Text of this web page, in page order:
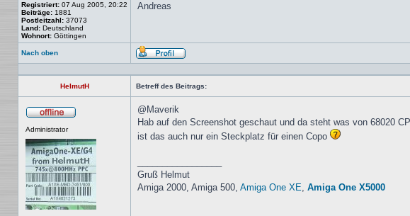
Registriert: 07 Aug 2005, 20:22
Beiträge: 1881
Postleitzahl: 37073
Land: Deutschland
Wohnort: Göttingen
Andreas
Nach oben
Profil
HelmutH
Betreff des Beitrags:
Administrator
@Maverik
Hab auf den Screenshot geschaut und da steht was von 68020
ist das auch nur ein Steckplatz für einen Copo
Gruß Helmut
Amiga 2000, Amiga 500, Amiga One XE, Amiga One X5000